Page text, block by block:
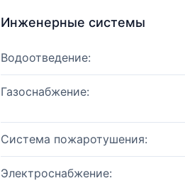
Инженерные системы
Водоотведение:
Газоснабжение:
Система пожаротушения:
Электроснабжение: